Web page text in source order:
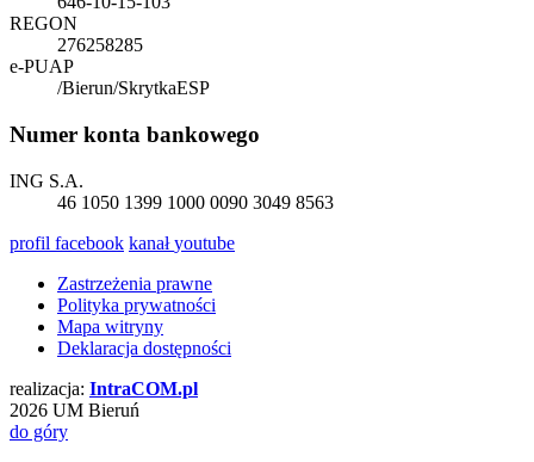
REGON
276258285
e-PUAP
/Bierun/SkrytkaESP
Numer konta bankowego
ING S.A.
46 1050 1399 1000 0090 3049 8563
profil facebook kanałyoutube
Zastrzeżenia prawne
Polityka prywatności
Mapa witryny
Deklaracja dostępności
realizacja: IntraCOM.pl
2026 UM Bieruń
do góry